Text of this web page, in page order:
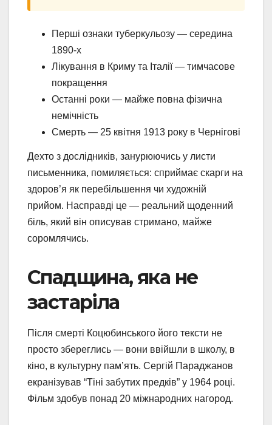
Перші ознаки туберкульозу — середина
1890-х
Лікування в Криму та Італії — тимчасове
покращення
Останні роки — майже повна фізична
немічність
Смерть — 25 квітня 1913 року в Чернігові
Дехто з дослідників, занурюючись у листи
письменника, помиляється: сприймає скарги на
здоров’я як перебільшення чи художній
прийом. Насправді це — реальний щоденний
біль, який він описував стримано, майже
соромлячись.
Спадщина, яка не
застаріла
Після смерті Коцюбинського його тексти не
просто збереглись — вони ввійшли в школу, в
кіно, в культурну пам’ять. Сергій Параджанов
екранізував “Тіні забутих предків” у 1964 році.
Фільм здобув понад 20 міжнародних нагород.